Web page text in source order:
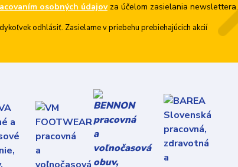
osobných údajovza účelom zasielania newslettera.
odhlásiť. Zasielame v priebehu prebiehajúcich akcií